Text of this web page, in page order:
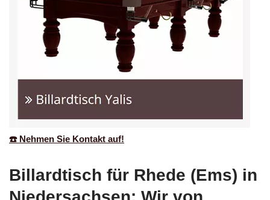
☎️ Nehmen Sie Kontakt auf!
Billardtisch für Rhede (Ems) in